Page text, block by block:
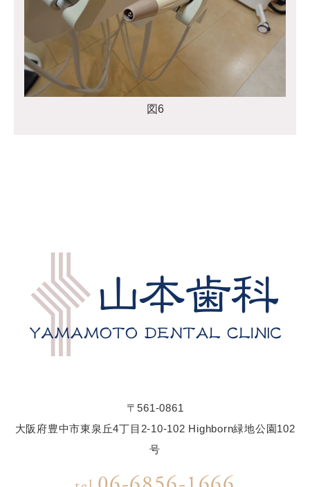
図6
〒561-0861
大阪府豊中市東泉丘4丁目2-10-102 Highborn緑地公園102
号